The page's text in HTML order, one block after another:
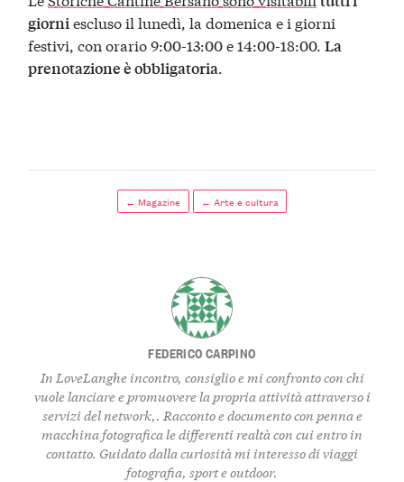
giorniescluso il lunedì, la domenica e i giorni
festivi, con orario 9:00-13:00 e 14:00-18:00.La
prenotazione è obbligatoria.
← Magazine ← Arte e cultura
FEDERICO CARPINO
In LoveLanghe incontro, consiglio e mi confronto con chi
vuole lanciare e promuovere la propria attività attraverso i
servizi del network,. Racconto e documento con penna e
macchina fotografica le differenti realtà con cui entro in
contatto. Guidato dalla curiosità mi interesso di viaggi
fotografia, sport e outdoor.